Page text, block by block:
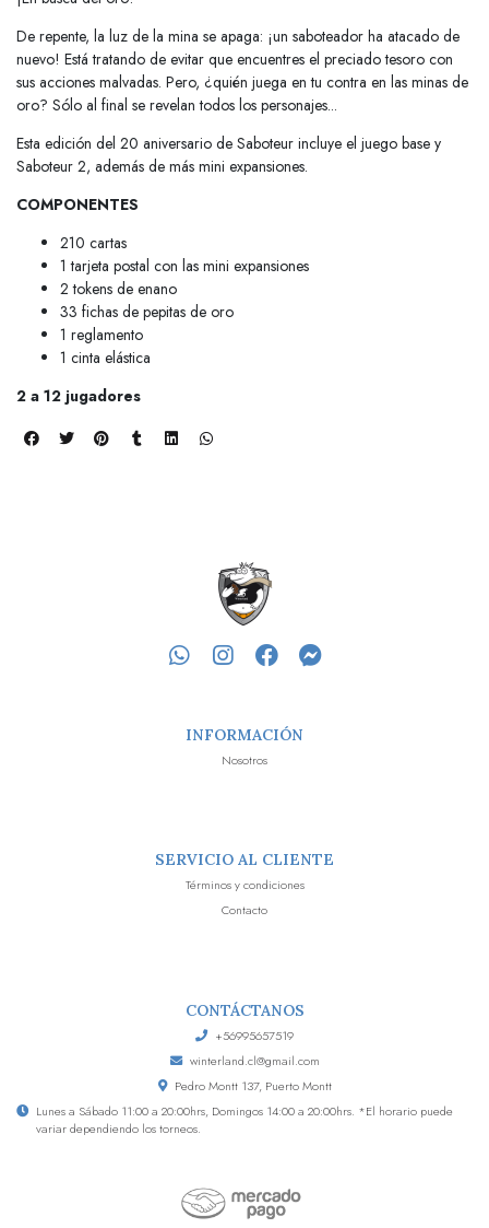
De repente, la luz de la mina se apaga: ¡un saboteador ha atacado de
nuevo! Está tratando de evitar que encuentres el preciado tesoro con
sus acciones malvadas. Pero, ¿quién juega en tu contra en las minas de
oro? Sólo al final se revelan todos los personajes...
Esta edición del 20 aniversario de Saboteur incluye el juego base y
Saboteur 2, además de más mini expansiones.
COMPONENTES
210 cartas
1 tarjeta postal con las mini expansiones
2 tokens de enano
33 fichas de pepitas de oro
1 reglamento
1 cinta elástica
2 a 12 jugadores
INFORMACIÓN
Nosotros
SERVICIO AL CLIENTE
Términos y condiciones
Contacto
CONTÁCTANOS
+56995657519
winterland.cl@gmail.com
Pedro Montt 137, Puerto Montt
Lunes a Sábado 11:00 a 20:00hrs, Domingos 14:00 a 20:00hrs. *El horario puede
variar dependiendo los torneos.